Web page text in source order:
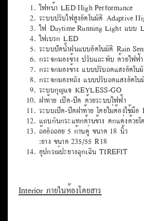
ไฟหน้า LED High Performance
ระบบปรับไฟสูงอัตโนมัติ Adaptive
ไฟ Daytime Running Light แบบ
ไฟเบรก LED
ระบบปัดน้ำฝนแบบอัตโนมัติ Rain
กระจกมองข้าง ปรับและพับ ด้วยไฟฟ้า
กระจกมองข้าง แบบปรับลดแสงอัตโน
กระจกมองหลัง แบบปรับลดแสงอัตโน
ระบบกุญแจ KEYLESS-GO
ฝาท้าย เปิด-ปิด ด้วยระบบไฟฟ้า
ระบบเปิด-ปิดฝาท้าย โดยไม่ต้องใช้มือ
แถบกันกระแทกด้านข้าง ตกแต่งด้วยโ
ล้ออัลลอย 5 ก้านคู่ ขนาด 18 นิ้ว
:ยาง ขนาด 235/55 R18
อุปกรณ์ปะยางฉุกเฉิน TIREFIT
Interior ภายในห้องโดยสาร